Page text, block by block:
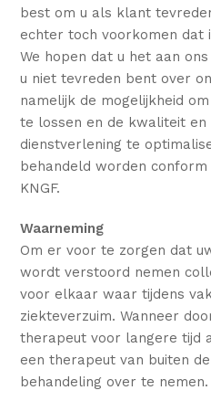
best om u als klant
echter toch voorkomen dat
We hopen dat u het aan
u niet tevreden bent over
namelijk de mogelijkheid
te lossen en de kwaliteit
dienstverlening te
behandeld worden
KNGF.
Waarneming
Om er voor te zorgen dat
wordt verstoord nemen
voor elkaar waar tijdens
ziekteverzuim. Wanneer
therapeut voor langere tijd
een therapeut van buiten
behandeling over te nemen.